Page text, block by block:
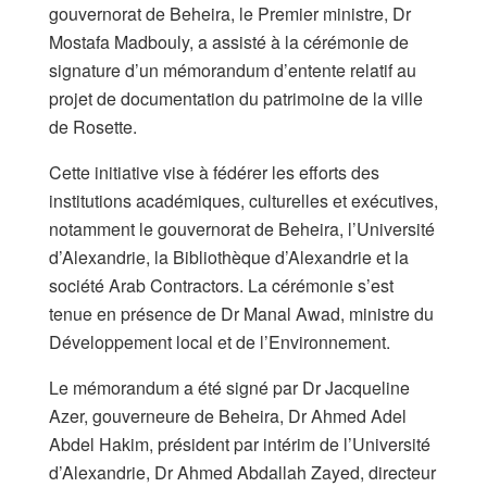
gouvernorat de Beheira, le Premier ministre, Dr
Mostafa Madbouly, a assisté à la cérémonie de
signature d’un mémorandum d’entente relatif au
projet de documentation du patrimoine de la ville
de Rosette.
Cette initiative vise à fédérer les efforts des
institutions académiques, culturelles et exécutives,
notamment le gouvernorat de Beheira, l’Université
d’Alexandrie, la Bibliothèque d’Alexandrie et la
société Arab Contractors. La cérémonie s’est
tenue en présence de Dr Manal Awad, ministre du
Développement local et de l’Environnement.
Le mémorandum a été signé par Dr Jacqueline
Azer, gouverneure de Beheira, Dr Ahmed Adel
Abdel Hakim, président par intérim de l’Université
d’Alexandrie, Dr Ahmed Abdallah Zayed, directeur